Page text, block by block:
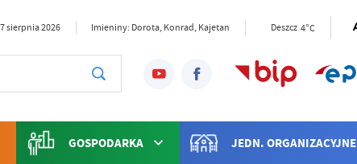
sierpnia 2026 Imieniny: Dorota, Konrad, Kajetan Deszcz 4°C
GOSPODARKA JEDN. ORGANIZACYJNE